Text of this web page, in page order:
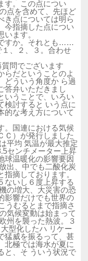
す。この点につい
点を含めて、先ほど
き点については明ら
今指摘した点につい
ます。
すか。それとも……
、２、３。合わせ
問でございます
らだということのよ
どういう角度か ら過
答弁いただきまし
いうことで、いろい
検討すると いう点に
的な考え方について
。国連における気候
Ｃ）が発行しました
平均 気温が最大推定
センチメーター上昇
球温暖化の影響要因
出、中でも二酸化炭
摘しております。
ないし６度上昇する
の増大、大災害の恐
影響だけでも世界の
うむるとまで指摘さ
気候変動は始まって
州を襲った熱波。３
型化したハ リケー
猛威を振るって、甚
北極では海水が夏に
と、そ ういう状況で